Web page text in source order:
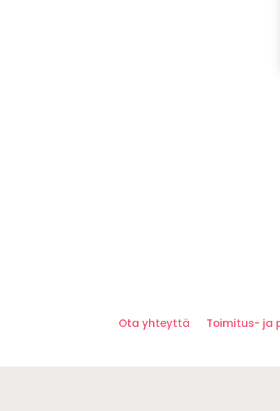
Ota yhteyttä Toimitus- ja